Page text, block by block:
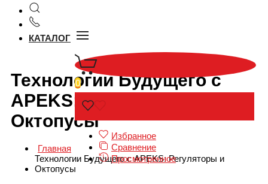
КАТАЛОГ
0
Избранное
Сравнение
Просмотренное
Технологии Будущего с
APEKS: Регуляторы и
Октопусы
Главная
Технологии Будущего с APEKS: Регуляторы и
Октопусы